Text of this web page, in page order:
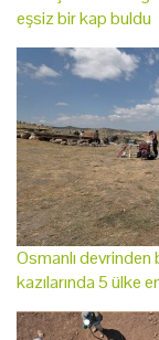
eşsiz bir kap buldu
Osmanlı
kazılarında 5 ülke